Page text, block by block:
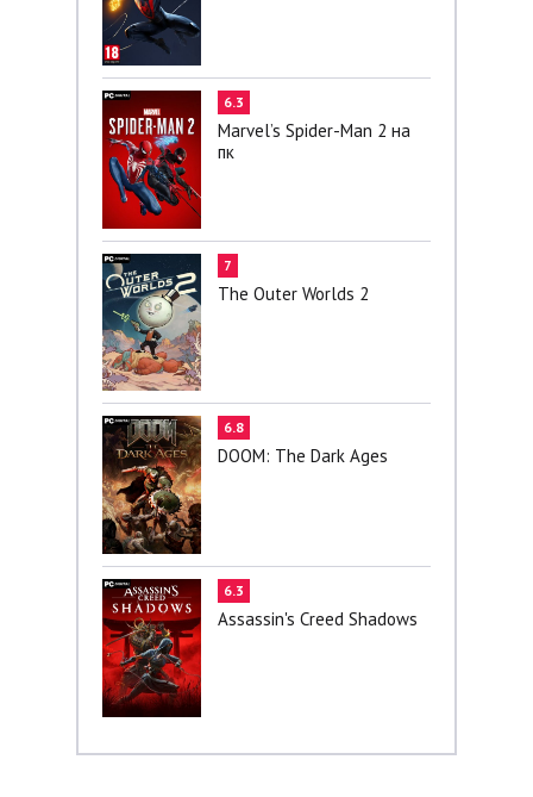
6.3
Marvel’s Spider-Man 2 на
пк
7
The Outer Worlds 2
6.8
DOOM: The Dark Ages
6.3
Assassin's Creed Shadows